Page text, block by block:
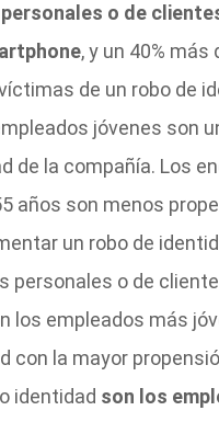
o de
, y un 40% más
de un robo de
jóvenes son
de la compañía. Los
años son menos
un robo de
personales o de
los empleados más
con la mayor
identidad son los